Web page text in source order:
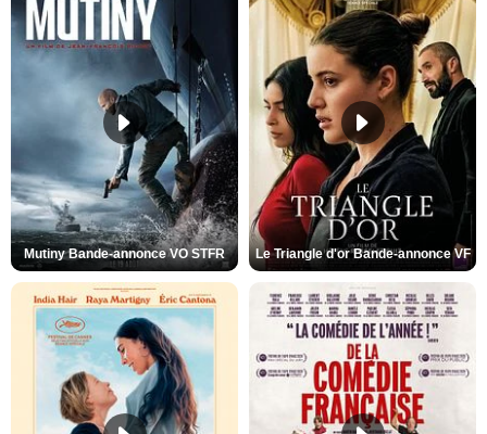
Mutiny Bande-annonce VO STFR Le Triangle d'or Bande-annonce VF